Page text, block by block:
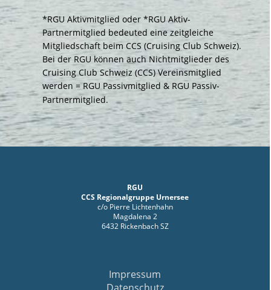
*RGU Aktivmitglied oder *RGU Aktiv-
Partnermitglied bedeuted eine zeitgleiche
Mitgliedschaft beim CCS (Cruising Club Schweiz).
Bei der RGU können auch Nichtmitglieder des
Cruising Club Schweiz (CCS) Vereinsmitglied
werden = RGU Passivmitglied & RGU Passiv-
Partnermitglied.
RGU
CCS Regionalgruppe Urnersee
c/o Pierre Lichtenhahn
Magdalena 2
6432 Rickenbach SZ
Impressum